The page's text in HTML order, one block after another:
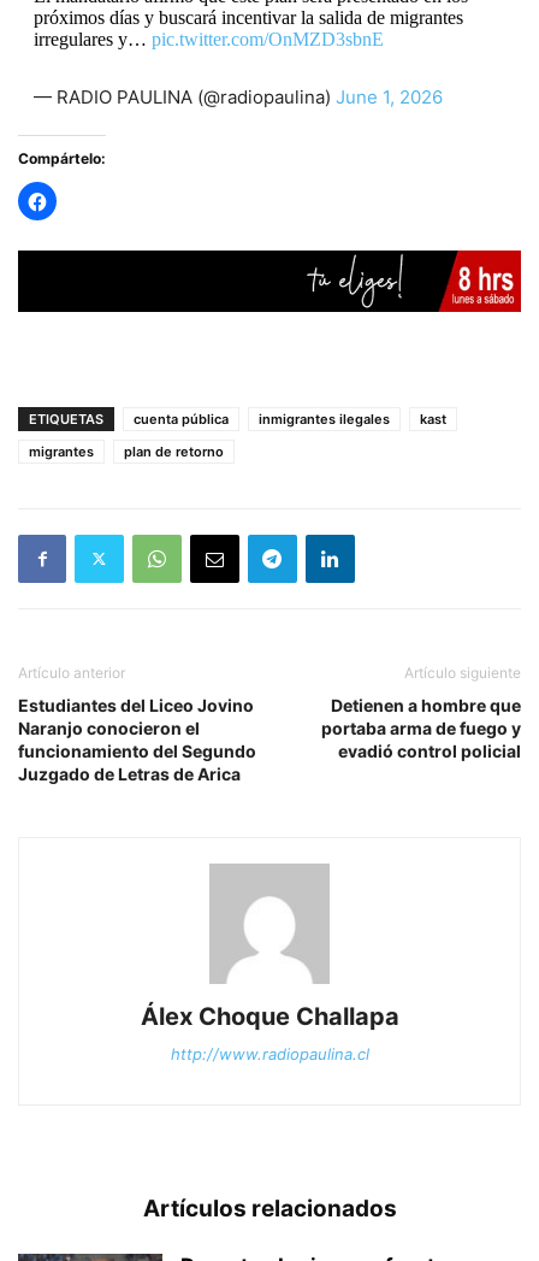
próximos días y buscará incentivar la salida de migrantes
irregulares y… pic.twitter.com/OnMZD3sbnE
— RADIO PAULINA (@radiopaulina) June 1, 2026
Compártelo:
ETIQUETAS cuenta pública inmigrantes ilegales
kast
migrantes
plan de retorno
Artículo anterior
Estudiantes del Liceo Jovino
Naranjo conocieron el
funcionamiento del Segundo
Juzgado de Letras de Arica
Artículo siguiente
Detienen a hombre que
portaba arma de fuego y
evadió control policial
Álex Choque Challapa
http://www.radiopaulina.cl
Artículos relacionados